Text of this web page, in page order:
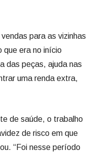
para as vizinhas
que era no início
das peças, ajuda nas
uma renda extra,
de saúde, o trabalho
de risco em que
“Foi nesse período